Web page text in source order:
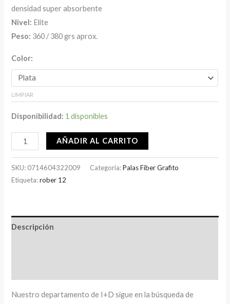
densidad super absorbente
Nivel: Elite
Peso: 360 / 380 grs aprox.
Color:
LIMPIAR
Disponibilidad: 1 disponibles
AÑADIR AL CARRITO
SKU: 0714604322009 Categoría:Palas Fiber Grafito
Etiqueta:rober 12
Descripción
Nuestro departamento de I+D sigue en la búsqueda de